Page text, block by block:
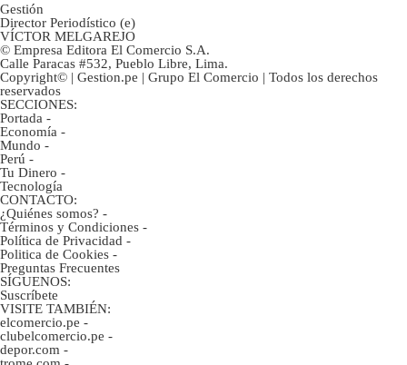
Gestión
Director Periodístico (e)
VÍCTOR MELGAREJO
© Empresa Editora El Comercio S.A.
Calle Paracas #532, Pueblo Libre, Lima.
Copyright© | Gestion.pe | Grupo El Comercio | Todos los derechos
reservados
SECCIONES:
Portada -
Economía -
Mundo -
Perú -
Tu Dinero -
Tecnología
CONTACTO:
¿Quiénes somos? -
Términos y Condiciones -
Política de Privacidad -
Politica de Cookies -
Preguntas Frecuentes
SÍGUENOS:
Suscríbete
VISITE TAMBIÉN:
elcomercio.pe -
clubelcomercio.pe -
depor.com -